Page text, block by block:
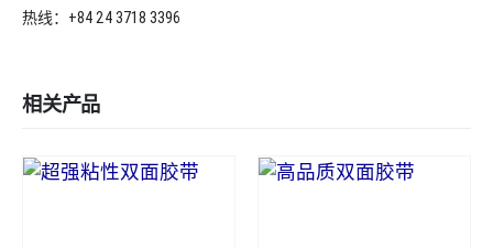
热线：+84 24 3718 3396
相关产品